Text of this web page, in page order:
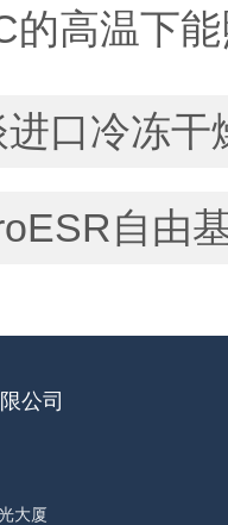
高温下能
进口冷冻干
自由
公司
大厦